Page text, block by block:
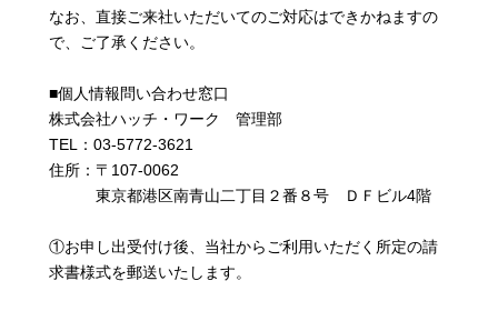
なお、直接ご来社いただいてのご対応はできかねますの
で、ご了承ください。
■個人情報問い合わせ窓口
株式会社ハッチ・ワーク 管理部
TEL：03-5772-3621
住所：〒107-0062
東京都港区南青山二丁目２番８号 ＤＦビル4階
①お申し出受付け後、当社からご利用いただく所定の請
求書様式を郵送いたします。